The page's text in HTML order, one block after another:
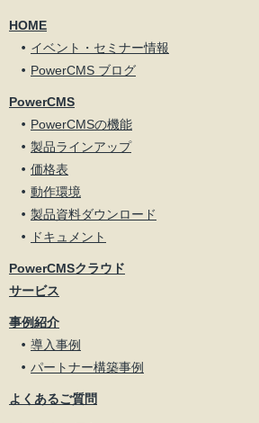
HOME
イベント・セミナー情報
PowerCMS ブログ
PowerCMS
PowerCMSの機能
製品ラインアップ
価格表
動作環境
製品資料ダウンロード
ドキュメント
PowerCMSクラウド
サービス
事例紹介
導入事例
パートナー構築事例
よくあるご質問